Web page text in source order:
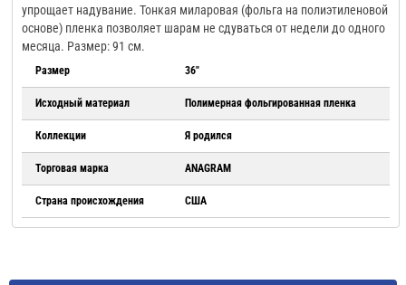
упрощает надувание. Тонкая миларовая (фольга на полиэтиленовой
основе) пленка позволяет шарам не сдуваться от недели до одного
месяца. Размер: 91 см.
Размер 36"
Исходный материал Полимерная фольгированная пленка
Коллекции Я родился
Торговая марка ANAGRAM
Страна происхождения США